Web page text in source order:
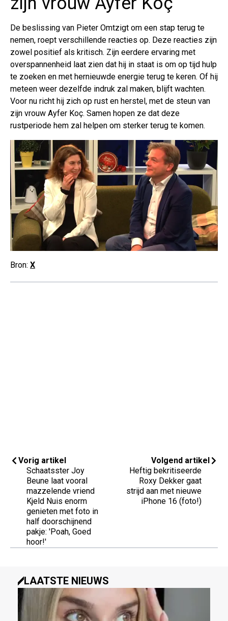
De beslissing van Pieter Omtzigt om een ​​stap terug te
nemen, roept verschillende reacties op. Deze reacties zijn
zowel positief als kritisch. Zijn eerdere ervaring met
overspannenheid laat zien dat hij in staat is om op tijd hulp
te zoeken en met hernieuwde energie terug te keren. Of hij
meteen weer dezelfde indruk zal maken, blijft wachten.
Voor nu richt hij zich op rust en herstel, met de steun van
zijn vrouw Ayfer Koç. Samen hopen ze dat deze
rustperiode hem zal helpen om sterker terug te komen.
Bron: X
Vorig artikel
Schaatsster Joy
Beune laat vooral
mazzelende vriend
Kjeld Nuis enorm
genieten met foto in
half doorschijnend
pakje: 'Poah, Goed
hoor!'
Volgend artikel
Heftig bekritiseerde
Roxy Dekker gaat
strijd aan met nieuwe
iPhone 16 (foto!)
LAATSTE NIEUWS